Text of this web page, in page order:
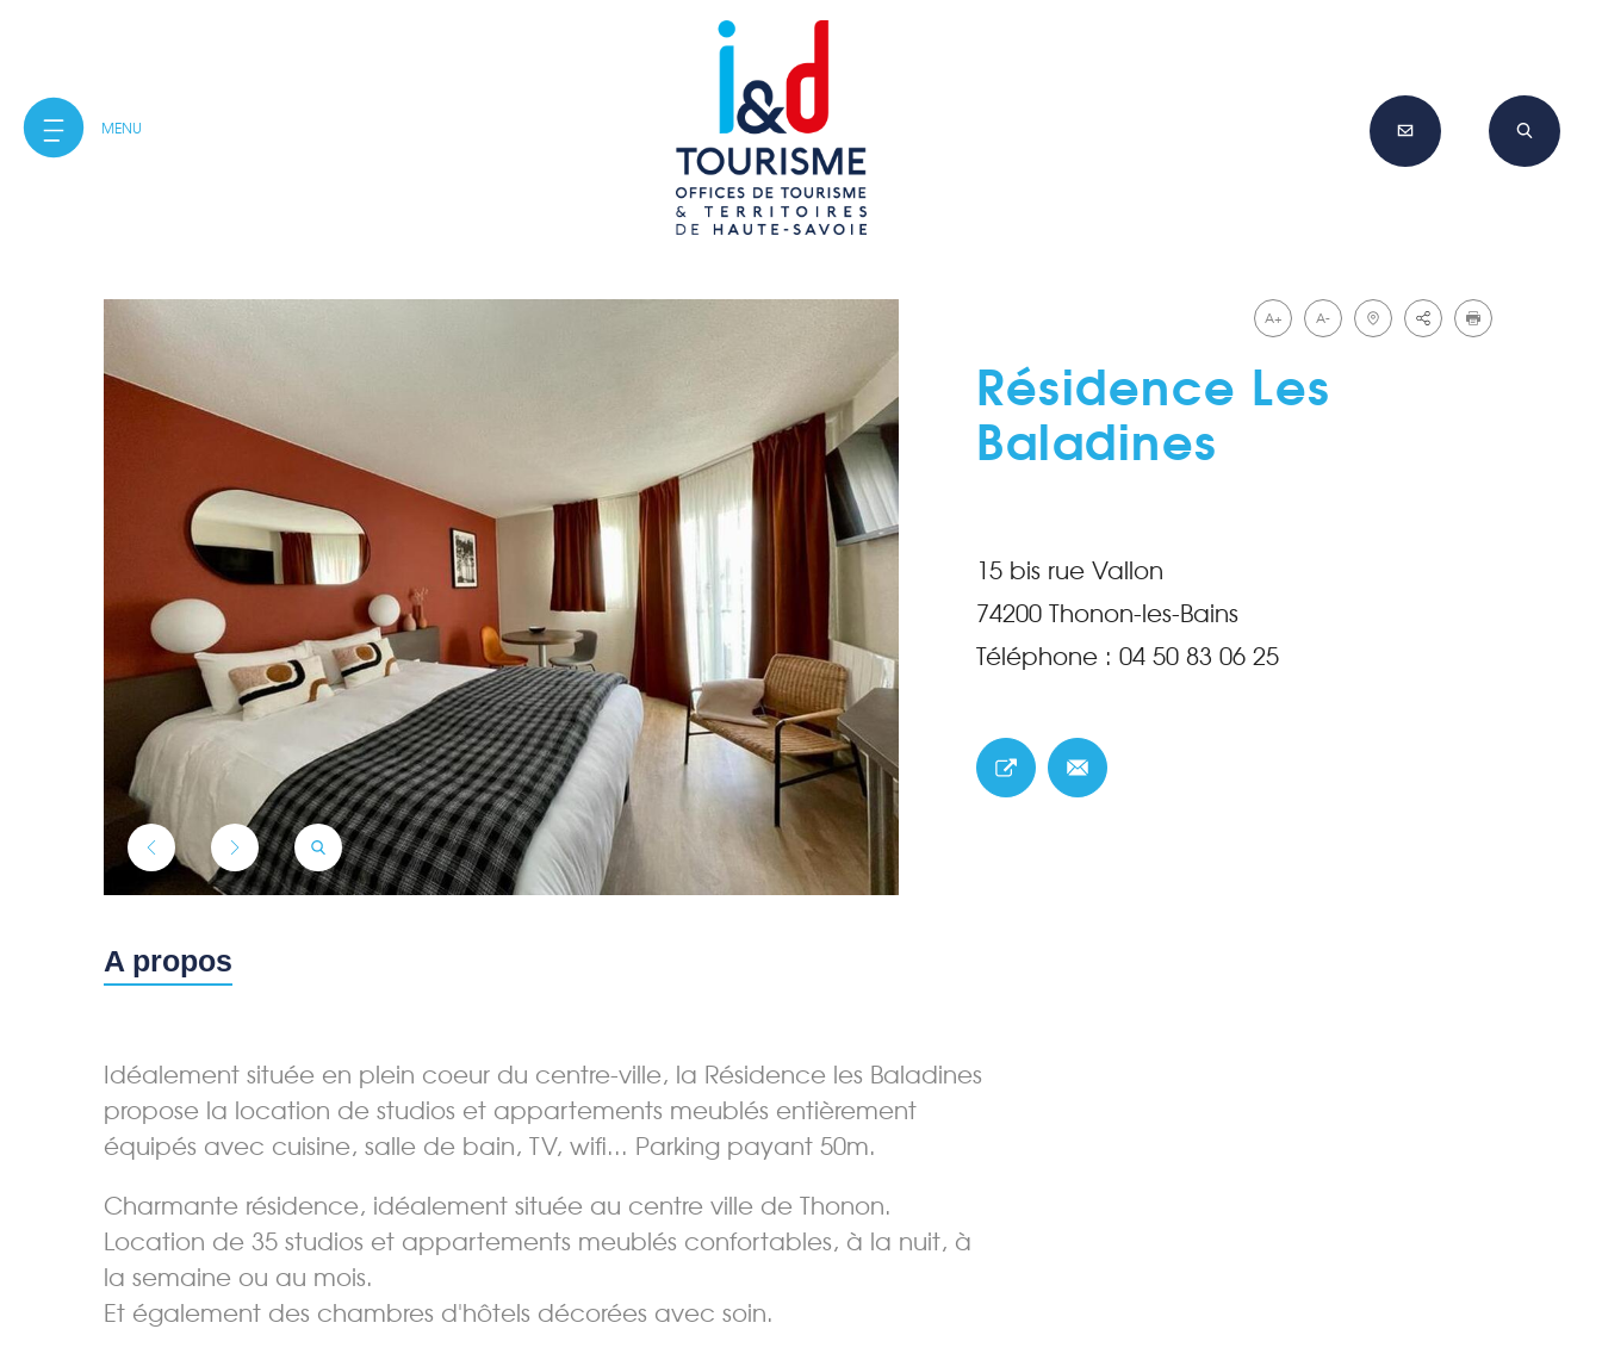
A+ A-
Résidence Les
Baladines
15 bis rue Vallon
74200 Thonon-les-Bains
Téléphone : 04 50 83 06 25
A propos
Idéalement située en plein coeur du centre-ville, la Résidence les Baladines
propose la location de studios et appartements meublés entièrement
équipés avec cuisine, salle de bain, TV, wifi... Parking payant 50m.
Charmante résidence, idéalement située au centre ville de Thonon.
Location de 35 studios et appartements meublés confortables, à la nuit, à
la semaine ou au mois.
Et également des chambres d'hôtels décorées avec soin.